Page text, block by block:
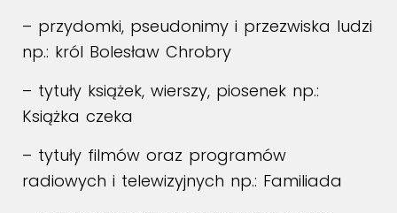
– przydomki, pseudonimy i przezwiska ludzi
np.: król Bolesław Chrobry
– tytuły książek, wierszy, piosenek np.:
Książka czeka
– tytuły filmów oraz programów
radiowych i telewizyjnych np.: Familiada